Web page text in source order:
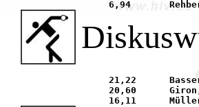
     21,22	Bassermann, Celina	85	TGS Niederrodenbach		12.09.	Egelsbach
     20,60	Giron, Christine	85	SV 1879 Hainstadt		25.04.	Langenselbold